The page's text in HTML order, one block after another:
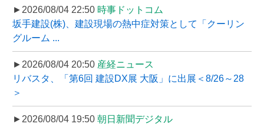
►2026/08/04 22:50 時事ドットコム
坂手建設(株)、建設現場の熱中症対策として「クーリン
グルーム ...
►2026/08/04 20:50 産経ニュース
リバスタ、「第6回 建設DX展 大阪」に出展＜8/26～28
＞
►2026/08/04 19:50 朝日新聞デジタル